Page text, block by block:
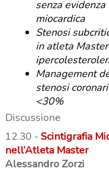
senza
miocardica
Stenosi
in atleta
Management
stenosi
<30%
Discussione
12.30 - Scintigrafia
nell’Atleta Master
Alessandro Zorzi